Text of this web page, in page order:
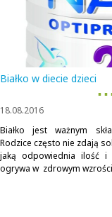
Białko w diecie dzieci
▪ ▪
18.08.2016
Białko jest ważnym
Rodzice często nie zdają
jaką odpowiednia ilość i
ogrywa w zdrowym